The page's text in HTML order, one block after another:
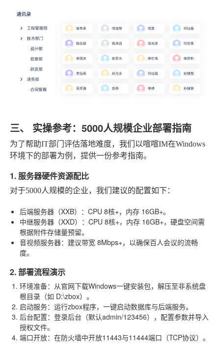
三、 实操参考：5000人规模企业部署指南
为了帮助IT部门评估落地难度，我们以喧喧IM在Windows
环境下的部署为例，提供一份参考指南。
1. 服务器硬件资源配比
对于5000人规模的企业，我们建议的配置如下：
后端服务器（XXB） ：CPU 8核+，内存 16GB+。
中继服务器（XXD） ：CPU 8核+，内存 16GB+，硬盘空间需
根据附件存储量预留。
音视频服务器：建议带宽 8Mbps+，以确保百人会议的流畅
度。
2. 部署流程演示
环境准备：从官网下载Windows一键安装包，解压至非系统盘
根目录（如 D:\zbox）。
启动服务：运行zbox程序，一键启动数据库与后端服务。
后台配置：登录后台（默认admin/123456），配置参数并导入
授权文件。
端口开放：在防火墙中开放11443与11444端口（TCP协议）。